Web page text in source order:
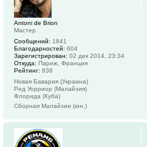
Antoni de Brion
Мастер
Сообщений: 1841
Благодарностей: 604
Зарегистрирован: 02 дек 2014, 23:34
Откуда: Париж, Франция
Рейтинг: 838
Новая Бавария (Украина)
Ред Уорриор (Малайзия)
Флорида (Куба)
Сборная Малайзии (юн.)